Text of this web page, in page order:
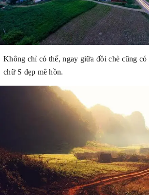
Không chỉ có thế, ngay giữa đồi chè cũng
chữ S đẹp mê hồn.